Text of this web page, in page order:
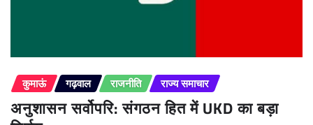
कुमाऊं गढ़वाल राजनीति राज्य समाचार
अनुशासन सर्वोपरि: संगठन हित में UKD का बड़ा